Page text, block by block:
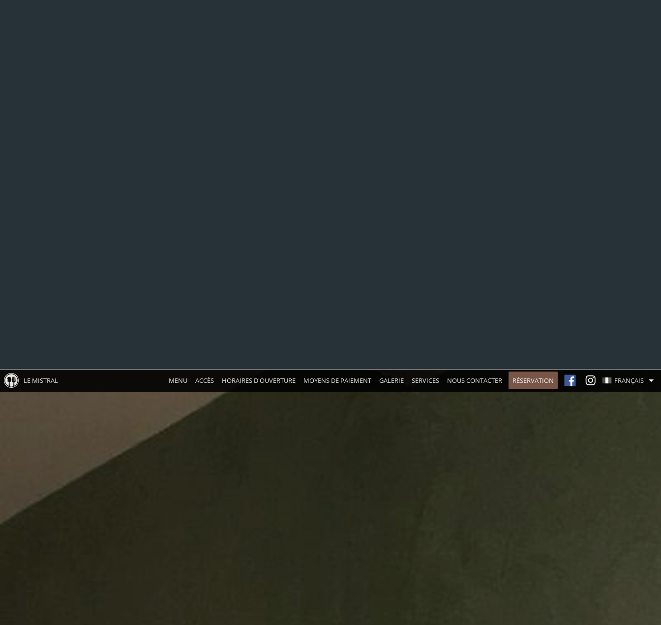
LE MISTRAL MENU ACCÈS HORAIRES D'OUVERTURE MOYENS DE PAIEMENT GALERIE SERVICES NOUS CONTACTER RÉSERVATION FRANÇAIS